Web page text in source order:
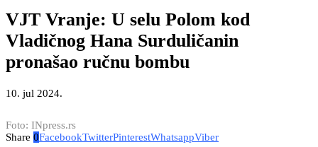
VJT Vranje: U selu Polom kod
Vladičnog Hana Surduličanin
pronašao ručnu bombu
10. jul 2024.
Foto: INpress.rs
Share 0FacebookTwitterPinterestWhatsappViber